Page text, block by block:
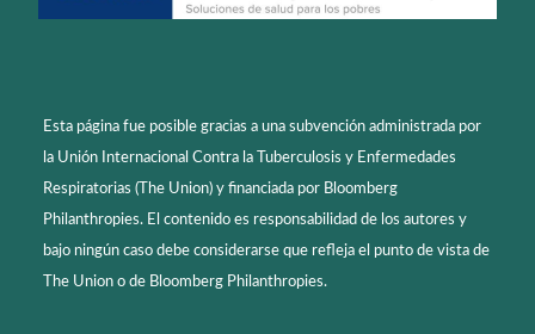
Esta página fue posible gracias a una subvención administrada por
la Unión Internacional Contra la Tuberculosis y Enfermedades
Respiratorias (The Union) y financiada por Bloomberg
Philanthropies. El contenido es responsabilidad de los autores y
bajo ningún caso debe considerarse que refleja el punto de vista de
The Union o de Bloomberg Philanthropies.